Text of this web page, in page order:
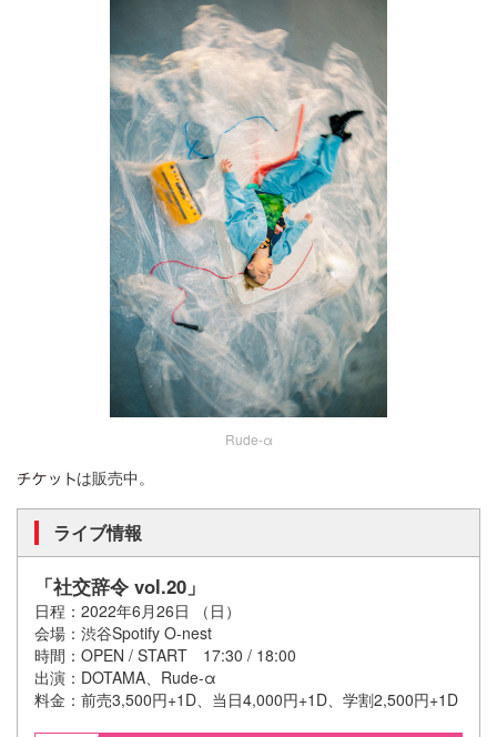
Rude-α
は販売中。
ライブ情報
「社交辞令 vol.20」
日程：2022年6月26日 （日）
会場：渋谷Spotify O-nest
時間：OPEN / START 17:30 / 18:00
出演：DOTAMA、Rude-α
料金：前売3,500円+1D、当日4,000円+1D、学割2,500円+1D